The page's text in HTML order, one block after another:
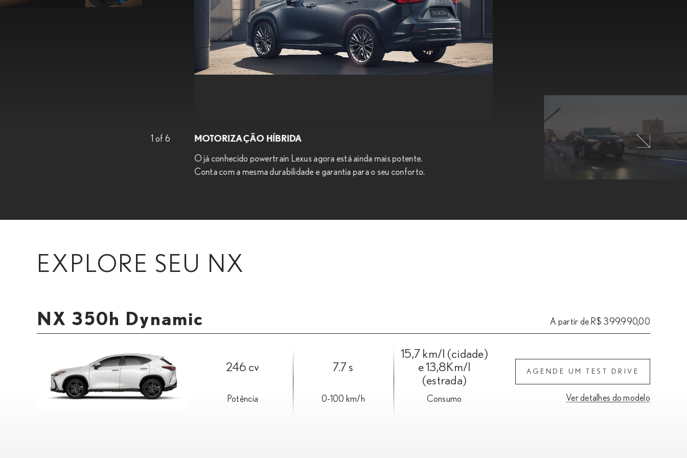
MOTORIZAÇÃO HÍBRIDA
O já conhecido powertrain Lexus agora está ainda mais potente.
Conta com a mesma durabilidade e garantia para o seu conforto.
1 of 6
EXPLORE SEU NX
NX 350h Dynamic A partir de R$ 399.990,00
246 cv
Potência
7.7 s
0-100 km/h
15,7 km/l (cidade)
e 13,8Km/l
(estrada)
Consumo
AGENDE UM TEST DRIVE
Ver detalhes do modelo